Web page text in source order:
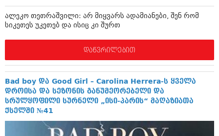
ბელადები
ბიზნესსიახლეები
გვარები
თემიდას სასწორი
იუმორი
კალეიდოსკოპი
ჰოროსკოპი და შეუცნობელი
კრიმინალი
თემიდას სასწორი
იუმორი
ჰოროსკოპი და შეუცნობელი
კრიმინალი
რომანი და დეტექტივი
სახალისო ამბები
ალეკო თეთრაშვილი: არ მიყვარს ადამიანები, შენ რომ
სიკეთეს უკეთებ და ისიც კი შურთ
დაწვრილებით
Bad boy და Good Girl – Carolina Herrera-ს ყველა
დროისა და სეზონის განუმეორებელი და
სრულყოფილი სურნელი „ისი-პარის“ მაღაზიათა
ქსელში №41